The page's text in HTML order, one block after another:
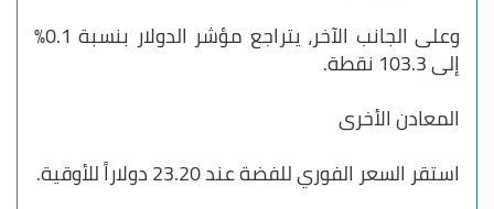
وعلى الجانب الآخر، يتراجع مؤشر الدولار بنسبة 0.1%
إلى 103.3 نقطة.
المعادن الأخرى
استقر السعر الفوري للفضة عند 23.20 دولاراً للأوقية.